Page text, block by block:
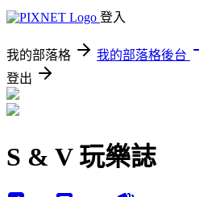
登入
我的部落格 我的部落格後台
登出
S & V 玩樂誌